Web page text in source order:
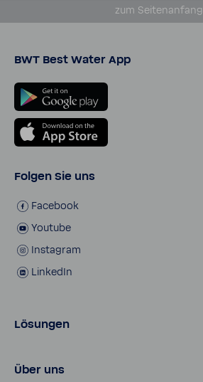
zum Seiten­an­fang
BWT Best Water App
Folgen Sie uns
Face­book
Youtube
Insta­gram
LinkedIn
Lösungen
Produkte für zu Hause
Über uns